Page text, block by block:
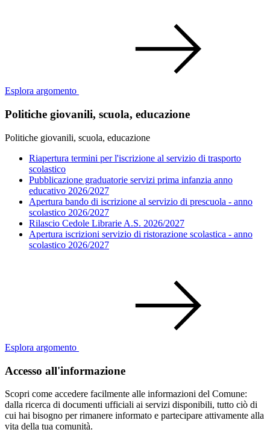
Esplora argomento
Politiche giovanili, scuola, educazione
Politiche giovanili, scuola, educazione
Riapertura termini per l'iscrizione al servizio di trasporto
scolastico
Pubblicazione graduatorie servizi prima infanzia anno
educativo 2026/2027
Apertura bando di iscrizione al servizio di prescuola - anno
scolastico 2026/2027
Rilascio Cedole Librarie A.S. 2026/2027
Apertura iscrizioni servizio di ristorazione scolastica - anno
scolastico 2026/2027
Esplora argomento
Accesso all'informazione
Scopri come accedere facilmente alle informazioni del Comune:
dalla ricerca di documenti ufficiali ai servizi disponibili, tutto ciò di
cui hai bisogno per rimanere informato e partecipare attivamente alla
vita della tua comunità.